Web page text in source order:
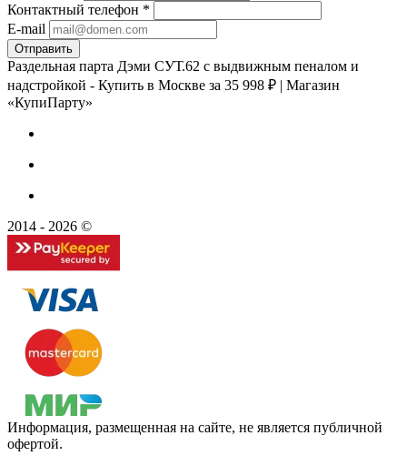
Контактный телефон *
E-mail
Раздельная парта Дэми СУТ.62 с выдвижным пеналом и
надстройкой - Купить в Москве за 35 998 ₽ | Магазин
«КупиПарту»
2014 - 2026 ©
Информация, размещенная на сайте, не является публичной
офертой.